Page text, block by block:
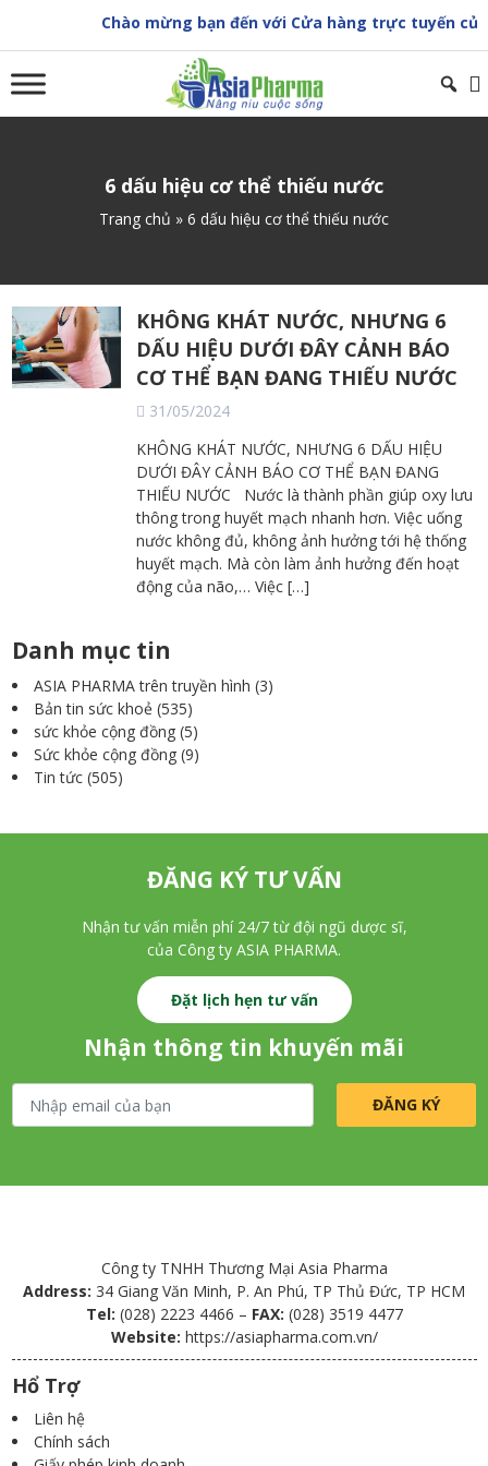
content
Chào mừng bạn đến với Cửa hàng trực tuyến của
6 dấu hiệu cơ thể thiếu nước
Trang chủ » 6 dấu hiệu cơ thể thiếu nước
Danh mục tin
ASIA PHARMA trên truyền hình (3)
Bản tin sức khoẻ (535)
sức khỏe cộng đồng(5)
Sức khỏe cộng đồng(9)
Tin tức(505)
KHÔNG KHÁT NƯỚC, NHƯNG 6
DẤU HIỆU DƯỚI ĐÂY CẢNH BÁO
CƠ THỂ BẠN ĐANG THIẾU NƯỚC
31/05/2024
KHÔNG KHÁT NƯỚC, NHƯNG 6 DẤU HIỆU
DƯỚI ĐÂY CẢNH BÁO CƠ THỂ BẠN ĐANG
THIẾU NƯỚC Nước là thành phần giúp oxy lưu
thông trong huyết mạch nhanh hơn. Việc uống
nước không đủ, không ảnh hưởng tới hệ thống
huyết mạch. Mà còn làm ảnh hưởng đến hoạt
động của não,… Việc […]
ĐĂNG KÝ TƯ VẤN
Nhận tư vấn miễn phí 24/7 từ đội ngũ dược sĩ,
của Công ty ASIA PHARMA.
Đặt lịch hẹn tư vấn
Nhận thông tin khuyến mãi
Công ty TNHH Thương Mại Asia Pharma
Address: 34 Giang Văn Minh, P. An Phú, TP Thủ Đức, TP HCM
Tel: (028) 2223 4466 – FAX: (028) 3519 4477
Website: https://asiapharma.com.vn/
Hổ Trợ
Liên hệ
Chính sách